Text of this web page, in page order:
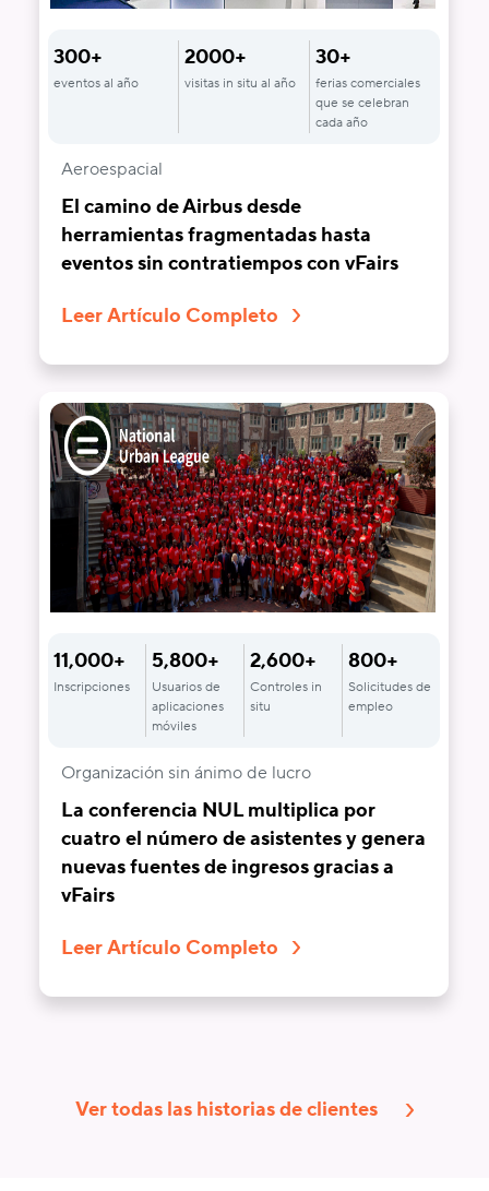
300+
eventos al año
2000+
visitas in situ al año
30+
ferias comerciales
que se celebran
cada año
Aeroespacial
El camino de Airbus desde
herramientas fragmentadas hasta
eventos sin contratiempos con vFairs
Leer Artículo Completo
11,000+
Inscripciones
5,800+
Usuarios de
aplicaciones
móviles
2,600+
Controles in
situ
800+
Solicitudes de
empleo
Organización sin ánimo de lucro
La conferencia NUL multiplica por
cuatro el número de asistentes y genera
nuevas fuentes de ingresos gracias a
vFairs
Leer Artículo Completo
Ver todas las historias de clientes